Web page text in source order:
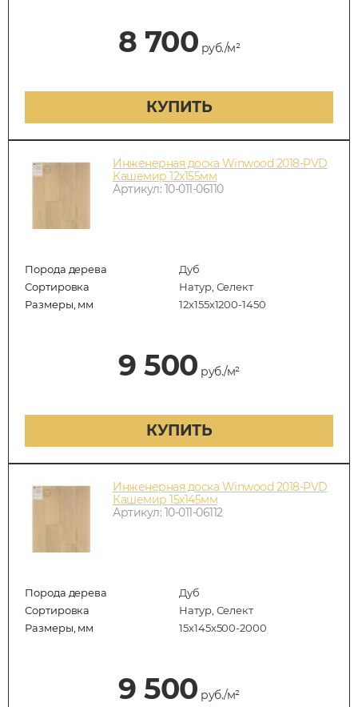
8 700 руб./м²
КУПИТЬ
Инженерная доска Winwood 2018-PVD
Кашемир 12х155мм
Артикул: 10-011-06110
Порода дерева
Дуб
Сортировка
Натур, Селект
Размеры, мм
12х155х1200-1450
9 500 руб./м²
КУПИТЬ
Инженерная доска Winwood 2018-PVD
Кашемир 15х145мм
Артикул: 10-011-06112
Порода дерева
Дуб
Сортировка
Натур, Селект
Размеры, мм
15х145х500-2000
9 500 руб./м²